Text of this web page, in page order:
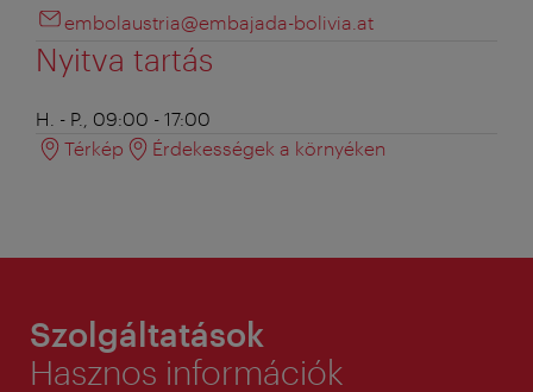
embolaustria@embajada-bolivia.at
Nyitva tartás
H. - P., 09:00 - 17:00
Térkép
Érdekességek a környéken
Szolgáltatások
Hasznos információk